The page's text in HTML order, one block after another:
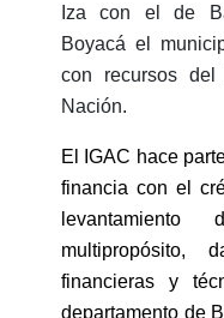
Iza con el de
Boyacá el
con recursos del
Nación.
El IGAC hace
financia con el
levantamiento
multipropósito,
financieras y
departamento de